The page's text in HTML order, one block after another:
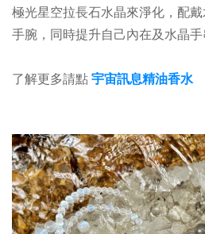
極光星空拉長石水晶來淨化，配
手腕，同時提升自己內在及水晶手
了解更多請點宇宙訊息精油香水